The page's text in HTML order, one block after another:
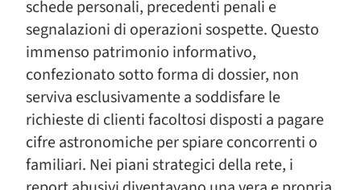
schede personali, precedenti penali e
segnalazioni di operazioni sospette. Questo
immenso patrimonio informativo,
confezionato sotto forma di dossier, non
serviva esclusivamente a soddisfare le
richieste di clienti facoltosi disposti a pagare
cifre astronomiche per spiare concorrenti o
familiari. Nei piani strategici della rete, i